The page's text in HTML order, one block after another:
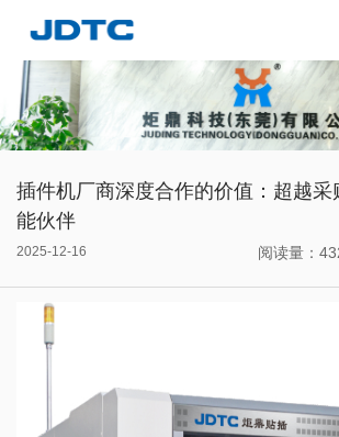
插件机厂商深度合作的价值：超越
能伙伴
2025-12-16 阅读量：